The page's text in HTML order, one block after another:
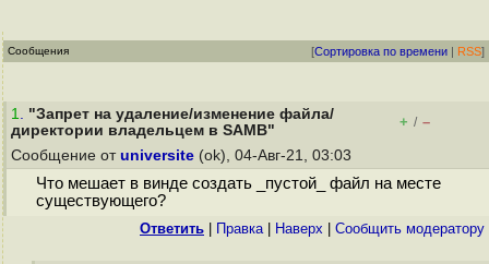
Сообщения [Сортировка по времени | RSS]
1. "Запрет на удаление/изменение файла/
директории владельцем в SAMB"
+ / –
Сообщение от universite (ok), 04-Авг-21, 03:03
Что мешает в винде создать _пустой_ файл на месте
существующего?
Ответить Правка| Наверх Cообщить модератору